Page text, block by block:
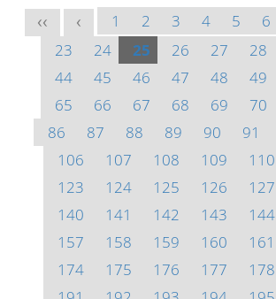
<< < 1 2 3 4 5 6
23
24 25 26 27 28
44
45 46 47 48 49
65
66 67 68 69 70
86
87 88 89 90 91
106
107 108 109 110
123
124 125 126 127
140
141 142 143 144
157
158 159 160 161
174
175 176 177 178